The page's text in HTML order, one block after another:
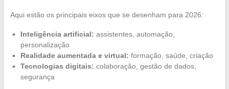
Aqui estão os principais eixos que se desenham para 2026:
Inteligência artificial: assistentes, automação,
personalização
Realidade aumentada e virtual: formação, saúde, criação
Tecnologias digitais: colaboração, gestão de dados,
segurança